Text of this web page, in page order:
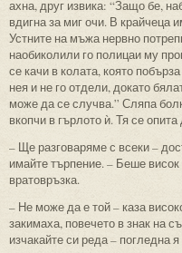
ахна, друг извика: “Защо бе,
вдигна за миг очи. В крайчеца
Устните на мъжа нервно
наобиколили го полицаи му
се качи в колата, която
нея и не го отдели, докато
може да се случва.” Сляпа
вкопчи в гърлото ѝ. Тя се
– Ще разговаряме с всеки –
имайте търпение. – Беше
вратовръзка.
– Не може да е той – каза
закимаха, повечето в знак на
изчакайте си реда – погледна